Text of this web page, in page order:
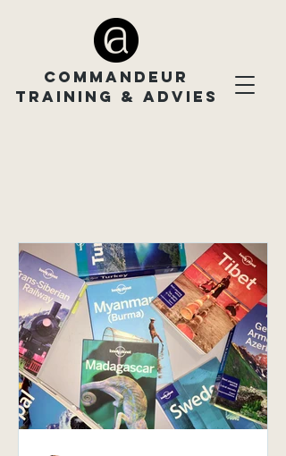
COMMANDEUR
TRAINING & ADVIES